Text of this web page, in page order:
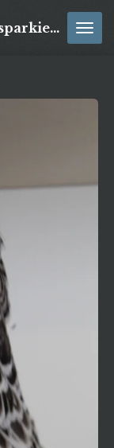
Welkom bij de engelse grasparkieten